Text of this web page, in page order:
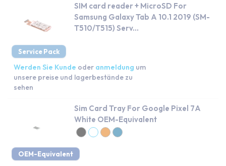
Service Pack
SIM card reader + MicroSD For
Samsung Galaxy Tab A 10.1 2019 (SM-
T510/T515) Serv...
Werden Sie Kunde oder anmeldung um
unsere preise und lagerbestände zu
sehen
OEM-Equivalent
Sim Card Tray For Google Pixel 7A
White OEM-Equivalent